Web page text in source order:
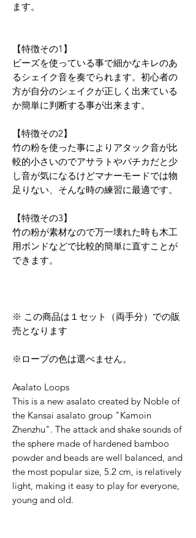
ます。
【特徴その1】
ビーズを使っている事で細かなキレのあ
るシェイク音を奏でられます。初心者の
方が自分のシェイクが正しく出来ている
か簡単に判断する事が出来ます。
【特徴その2】
竹の粉を使った事によりアタック音が比
較的小さいのでアサラトやパチカだと少
し音が気になるけどマナーモードでは物
足りない、そんな時の練習に最適です。
【特徴その3】
竹の粉が素材なので万一壊れた時も木工
用ボンドなどで比較的簡単に直すことが
できます。
※ この商品は１セット（両手分）での販
売となります
※ロープの色は選べません。
Asalato Loops
This is a new asalato created by Noble of
the Kansai asalato group "Kamoin
Zhenzhu". The attack and shake sounds of
the sphere made of hardened bamboo
powder and beads are well balanced, and
the most popular size, 5.2 cm, is relatively
light, making it easy to play for everyone,
young and old.